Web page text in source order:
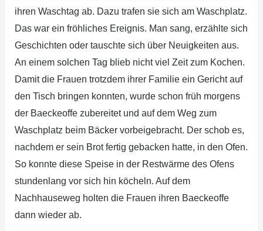
ihren Waschtag ab. Dazu trafen sie sich am Waschplatz.
Das war ein fröhliches Ereignis. Man sang, erzählte sich
Geschichten oder tauschte sich über Neuigkeiten aus.
An einem solchen Tag blieb nicht viel Zeit zum Kochen.
Damit die Frauen trotzdem ihrer Familie ein Gericht auf
den Tisch bringen konnten, wurde schon früh morgens
der Baeckeoffe zubereitet und auf dem Weg zum
Waschplatz beim Bäcker vorbeigebracht. Der schob es,
nachdem er sein Brot fertig gebacken hatte, in den Ofen.
So konnte diese Speise in der Restwärme des Ofens
stundenlang vor sich hin köcheln. Auf dem
Nachhauseweg holten die Frauen ihren Baeckeoffe
dann wieder ab.